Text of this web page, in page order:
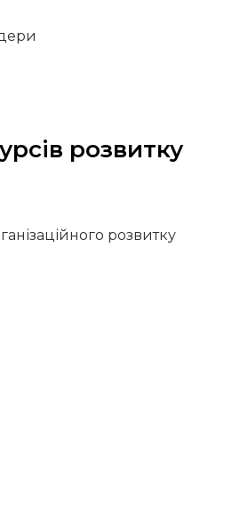
розвитку
розвитку